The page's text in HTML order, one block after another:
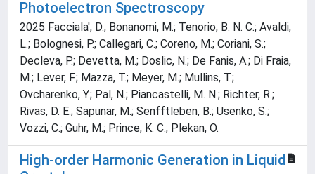
Photoelectron Spectroscopy
2025 Facciala', D.; Bonanomi, M.; Tenorio, B. N. C.; Avaldi,
L.; Bolognesi, P.; Callegari, C.; Coreno, M.; Coriani, S.;
Decleva, P.; Devetta, M.; Doslic, N.; De Fanis, A.; Di Fraia,
M.; Lever, F.; Mazza, T.; Meyer, M.; Mullins, T.;
Ovcharenko, Y.; Pal, N.; Piancastelli, M. N.; Richter, R.;
Rivas, D. E.; Sapunar, M.; Senfftleben, B.; Usenko, S.;
Vozzi, C.; Guhr, M.; Prince, K. C.; Plekan, O.
High-order Harmonic Generation in Liquid